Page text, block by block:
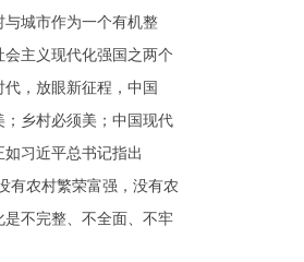
城市作为一个有机整
主义现代化强国之两个
，放眼新征程，中国
乡村必须美；中国现代
习近平总书记指出
有农村繁荣富强，没有农
不完整、不全面、不牢